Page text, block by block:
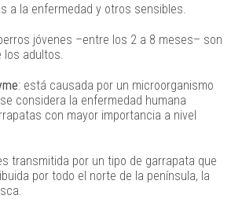
a la enfermedad y otros sensibles.
jóvenes –entre los 2 a 8 meses­– son
los adultos.
: está causada por un microorganismo
considera la enfermedad humana
con mayor importancia a nivel
transmitida por un tipo de garrapata que
por todo el norte de la península, la